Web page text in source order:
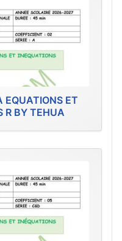
EQUATIONS ET
R BY TEHUA